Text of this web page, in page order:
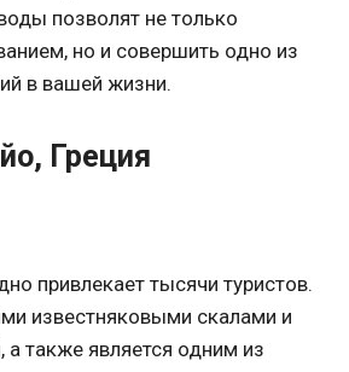
позволят не только
но и совершить одно из
в вашей жизни.
Греция
привлекает тысячи туристов.
известняковыми скалами и
а также является одним из